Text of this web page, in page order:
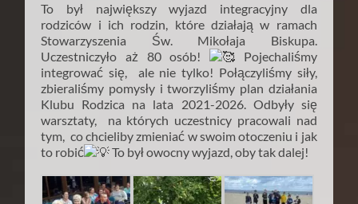
To był największy wyjazd integracyjny dla
rodziców i ich rodzin, które działają w ramach
Stowarzyszenia Św. Mikołaja Biskupa.
Uczestniczyło aż 80 osób!
Pojechaliśmy
integrować się, ale nie tylko! Połączyliśmy siły,
zbieraliśmy pomysły i tworzyliśmy plan działania
Klubu Rodzica na lata 2021-2026. Odbyły się
warsztaty, na których uczestnicy pracowali nad
tym, co chcieliby zmieniać w swoim otoczeniu i jak
to robić
To był owocny wyjazd, oby tak dalej!